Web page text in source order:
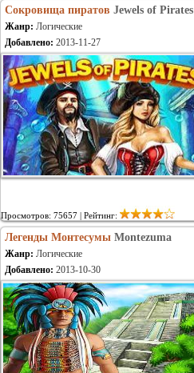
Сокровища пиратов Jewels of Pirates
Жанр: Логические
Добавлено: 2013-11-27
Просмотров: 75657 | Рейтинг:
Легенды Монтесумы Montezuma
Жанр: Логические
Добавлено: 2013-10-30